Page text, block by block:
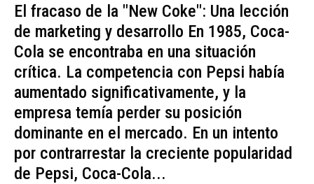
El fracaso de la "New Coke": Una lección
de marketing y desarrollo En 1985, Coca-
Cola se encontraba en una situación
crítica. La competencia con Pepsi había
aumentado significativamente, y la
empresa temía perder su posición
dominante en el mercado. En un intento
por contrarrestar la creciente popularidad
de Pepsi, Coca-Cola...